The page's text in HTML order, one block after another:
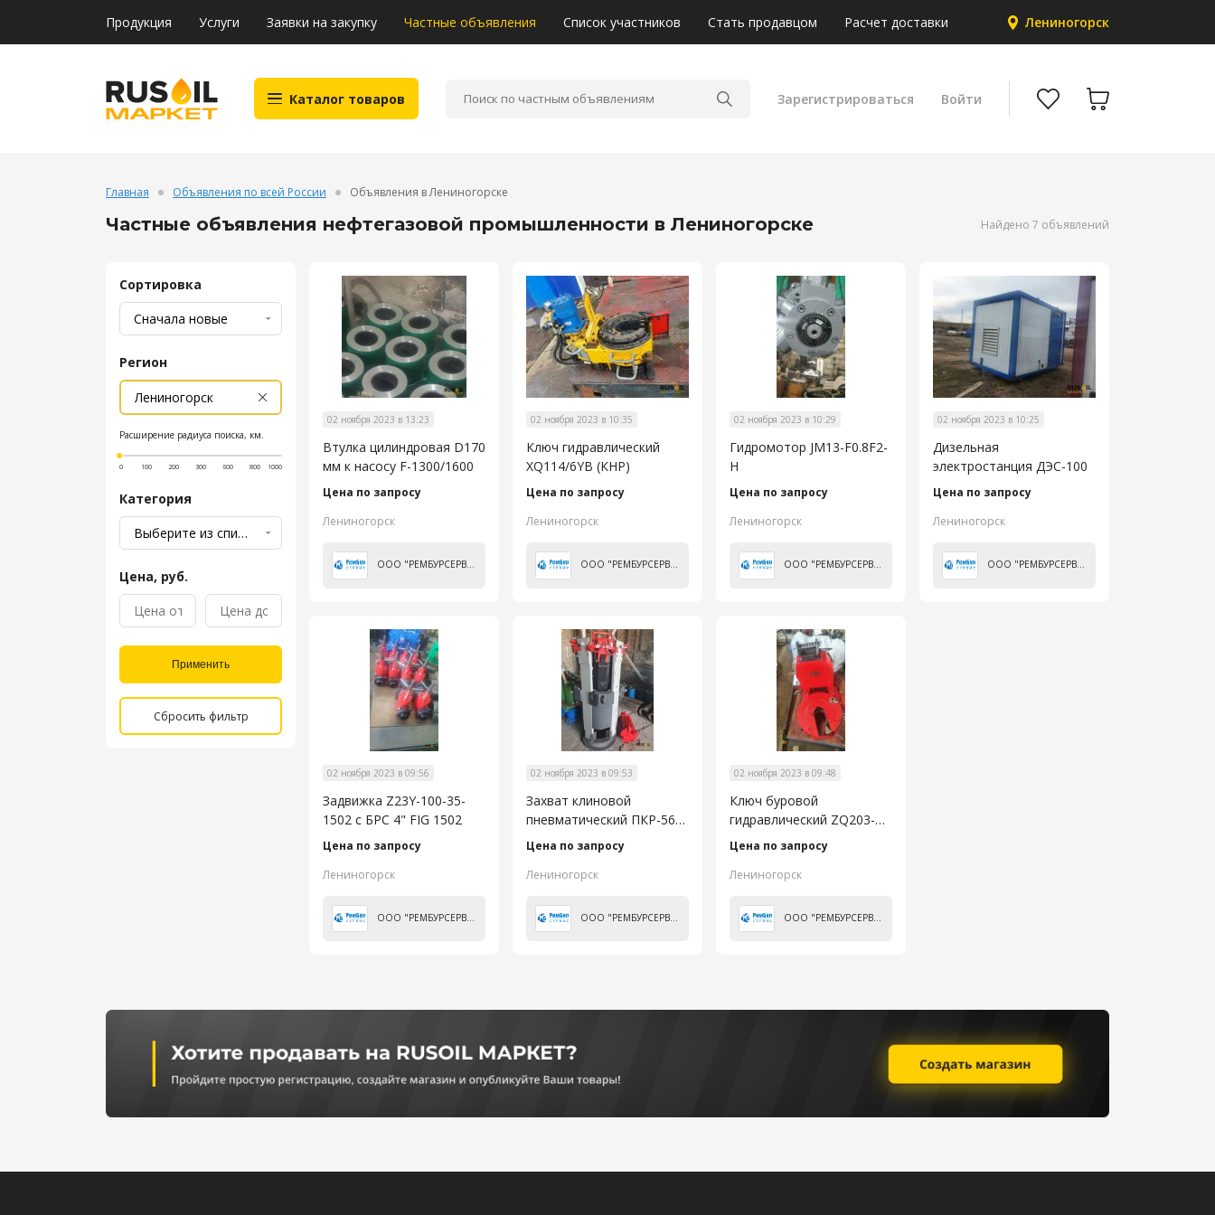
Продукция Услуги Заявки на закупку Частные объявления Список участников Стать продавцом Расчет доставки Лениногорск
Каталог товаров Зарегистрироваться Войти
Главная Объявления по всей России Объявления в Лениногорске
Частные объявления нефтегазовой промышленности в Лениногорске Найдено 7 объявлений
Сортировка
Регион
Расширение радиуса поиска, км.
0 100 200 300 600 800 1000
Категория
Цена, руб.
Применить
Сбросить фильтр
02 ноября 2023 в 13:23
Втулка цилиндровая D170
мм к насосу F-1300/1600
Цена по запросу
Лениногорск
ООО "РЕМБУРСЕРВИС"
02 ноября 2023 в 10:35
Ключ гидравлический
XQ114/6YB (КНР)
Цена по запросу
Лениногорск
ООО "РЕМБУРСЕРВИС"
02 ноября 2023 в 10:29
Гидромотор JM13-F0.8F2-
H
Цена по запросу
Лениногорск
ООО "РЕМБУРСЕРВИС"
02 ноября 2023 в 10:25
Дизельная
электростанция ДЭС-100
Цена по запросу
Лениногорск
ООО "РЕМБУРСЕРВИС"
02 ноября 2023 в 09:56
Задвижка Z23Y-100-35-
1502 с БРС 4" FIG 1502
Цена по запросу
Лениногорск
02 ноября 2023 в 09:53
Захват клиновой
пневматический ПКР-560
в сборе
Цена по запросу
Лениногорск
02 ноября 2023 в 09:48
Ключ буровой
гидравлический ZQ203-
100II (КНР)
Цена по запросу
Лениногорск